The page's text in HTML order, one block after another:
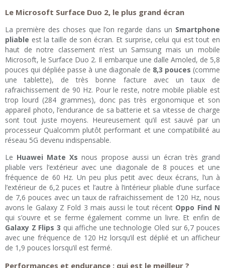
Le Microsoft Surface Duo 2, le plus grand écran
La première des choses que l’on regarde dans un Smartphone
pliable est la taille de son écran. Et surprise, celui qui est tout en
haut de notre classement n’est un Samsung mais un mobile
Microsoft, le Surface Duo 2. Il embarque une dalle Amoled, de 5,8
pouces qui dépliée passe à une diagonale de 8,3 pouces (comme
une tablette), de très bonne facture avec un taux de
rafraichissement de 90 Hz. Pour le reste, notre mobile pliable est
trop lourd (284 grammes), donc pas très ergonomique et son
appareil photo, l’endurance de sa batterie et sa vitesse de charge
sont tout juste moyens. Heureusement qu’il est sauvé par un
processeur Qualcomm plutôt performant et une compatibilité au
réseau 5G devenu indispensable.
Le Huawei Mate Xsnous propose aussi un écran très grand
pliable vers l’extérieur avec une diagonale de 8 pouces et une
fréquence de 60 Hz. Un peu plus petit avec deux écrans, l’un à
l’extérieur de 6,2 puces et l’autre à l’intérieur pliable d’une surface
de 7,6 pouces avec un taux de rafraichissement de 120 Hz, nous
avons le Galaxy Z Fold 3 mais aussi le tout récent Oppo Find N
qui s’ouvre et se ferme également comme un livre. Et enfin de
Galaxy Z Flips 3 qui affiche une technologie Oled sur 6,7 pouces
avec une fréquence de 120 Hz lorsqu’il est déplié et un afficheur
de 1,9 pouces lorsqu’il est fermé.
Performances et endurance : qui est le meilleur ?